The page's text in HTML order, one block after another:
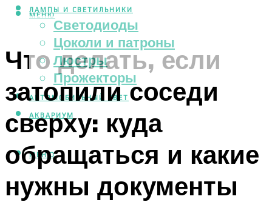
ЛАМПЫ И СВЕТИЛЬНИКИ
Светодиоды
Цоколи и патроны
Люстры
Прожекторы
АВТОМОБИЛЬНЫЙ СВЕТ
АКВАРИУМ
МЕНЮ
МЕНЮ
Что делать, если
затопили соседи
сверху: куда
обращаться и какие
нужны документы